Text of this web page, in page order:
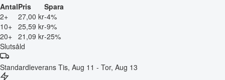
AntalPris
Spara
2+
27,00 kr-4%
10+ 25,59 kr-9%
20+ 21,09 kr-25%
Slutsåld
Standardleverans Tis, Aug 11 - Tor, Aug 13